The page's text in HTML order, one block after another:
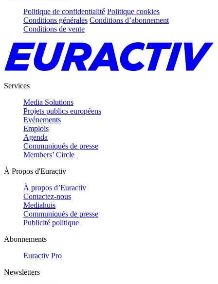
Politique de confidentialité Politique cookies
Conditions générales Conditions d’abonnement
Conditions de vente
Services
Media Solutions
Projets publics européens
Evénements
Emplois
Agenda
Communiqués de presse
Members’ Circle
À Propos d'Euractiv
À propos d’Euractiv
Contactez-nous
Mediahuis
Communiqués de presse
Publicité politique
Abonnements
Euractiv Pro
Newsletters